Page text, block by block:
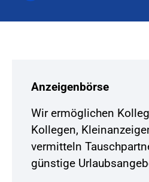
Anzeigenbörse
Wir ermöglichen
Kollegen,
vermitteln
günstige